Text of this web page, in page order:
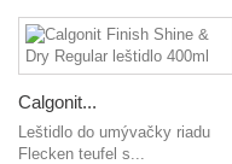
Calgonit...
Leštidlo do umývačky riadu
Flecken teufel s...